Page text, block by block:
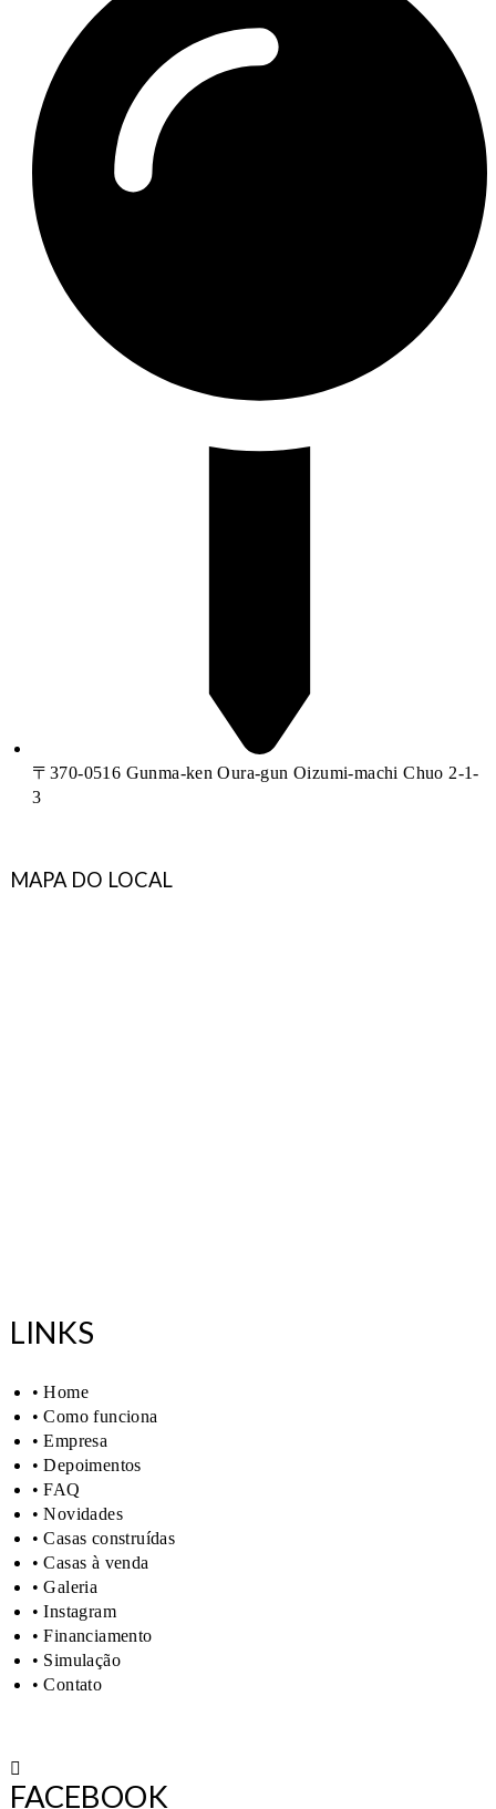
〒370-0516 Gunma-ken Oura-gun Oizumi-machi Chuo 2-1-
3
MAPA DO LOCAL
LINKS
• Home
• Como funciona
• Empresa
• Depoimentos
• FAQ
• Novidades
• Casas construídas
• Casas à venda
• Galeria
• Instagram
• Financiamento
• Simulação
• Contato
FACEBOOK